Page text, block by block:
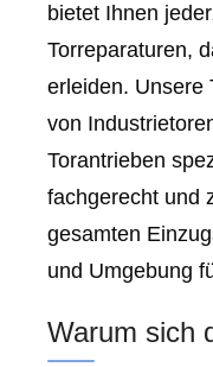
bietet Ihnen
Torreparaturen,
erleiden. Unsere
von
Torantrieben
fachgerecht und
gesamten
und Umgebung
Warum sich